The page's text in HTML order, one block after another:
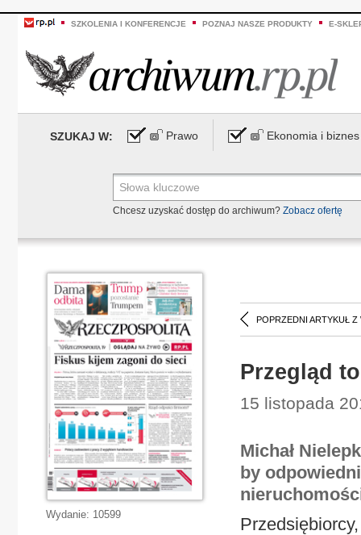
SZKOLENIA I KONFERENCJE POZNAJ NASZE PRODUKTY E-
SZUKAJ W: Prawo Ekonomia i biznes
Chcesz uzyskać dostęp do archiwum? Zobacz ofertę
POPRZEDNI ARTYKUŁ Z
Przegląd
15 listopada
Michał
by
Wydanie: 10599